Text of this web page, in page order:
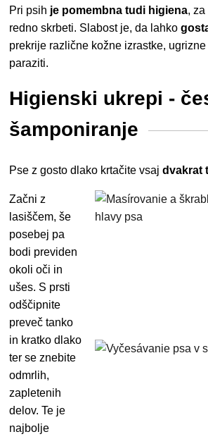
Pri psih je pomembna tudi higiena,
redno skrbeti. Slabost je, da lahko
prekrije različne kožne izrastke,
paraziti.
Higienski ukrepi -
šamponiranje
Pse z gosto dlako krtačite vsajdvakrat
Začni z
lasiščem, še
posebej pa
bodi previden
okoli oči in
ušes. S prsti
odščipnite
preveč tanko
in kratko dlako
ter se znebite
odmrlih,
zapletenih
delov. Te je
najbolje